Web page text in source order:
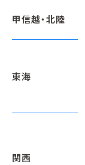
甲信越・北陸
東海
関西